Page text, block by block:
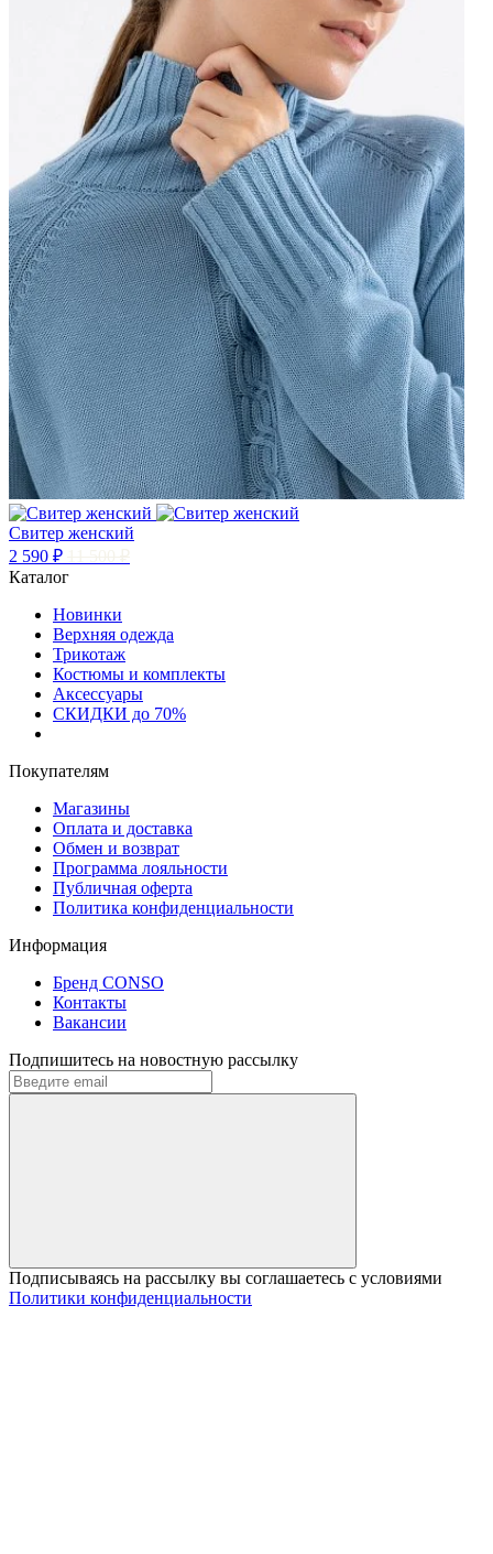
Свитер женский
2 590 ₽
Каталог
Новинки
Верхняя одежда
Трикотаж
Костюмы и комплекты
Аксессуары
СКИДКИ до 70%
Покупателям
Магазины
Оплата и доставка
Обмен и возврат
Программа лояльности
Публичная оферта
Политика конфиденциальности
Информация
Бренд CONSO
Контакты
Вакансии
Подпишитесь на новостную рассылку
Подписываясь на рассылку вы соглашаетесь с условиями
Политики конфиденциальности